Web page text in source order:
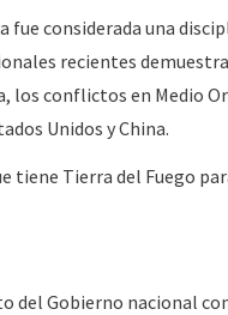
considerada una
recientes
los conflictos en Medio
Unidos y China.
tiene Tierra del Fuego
Gobierno nacional